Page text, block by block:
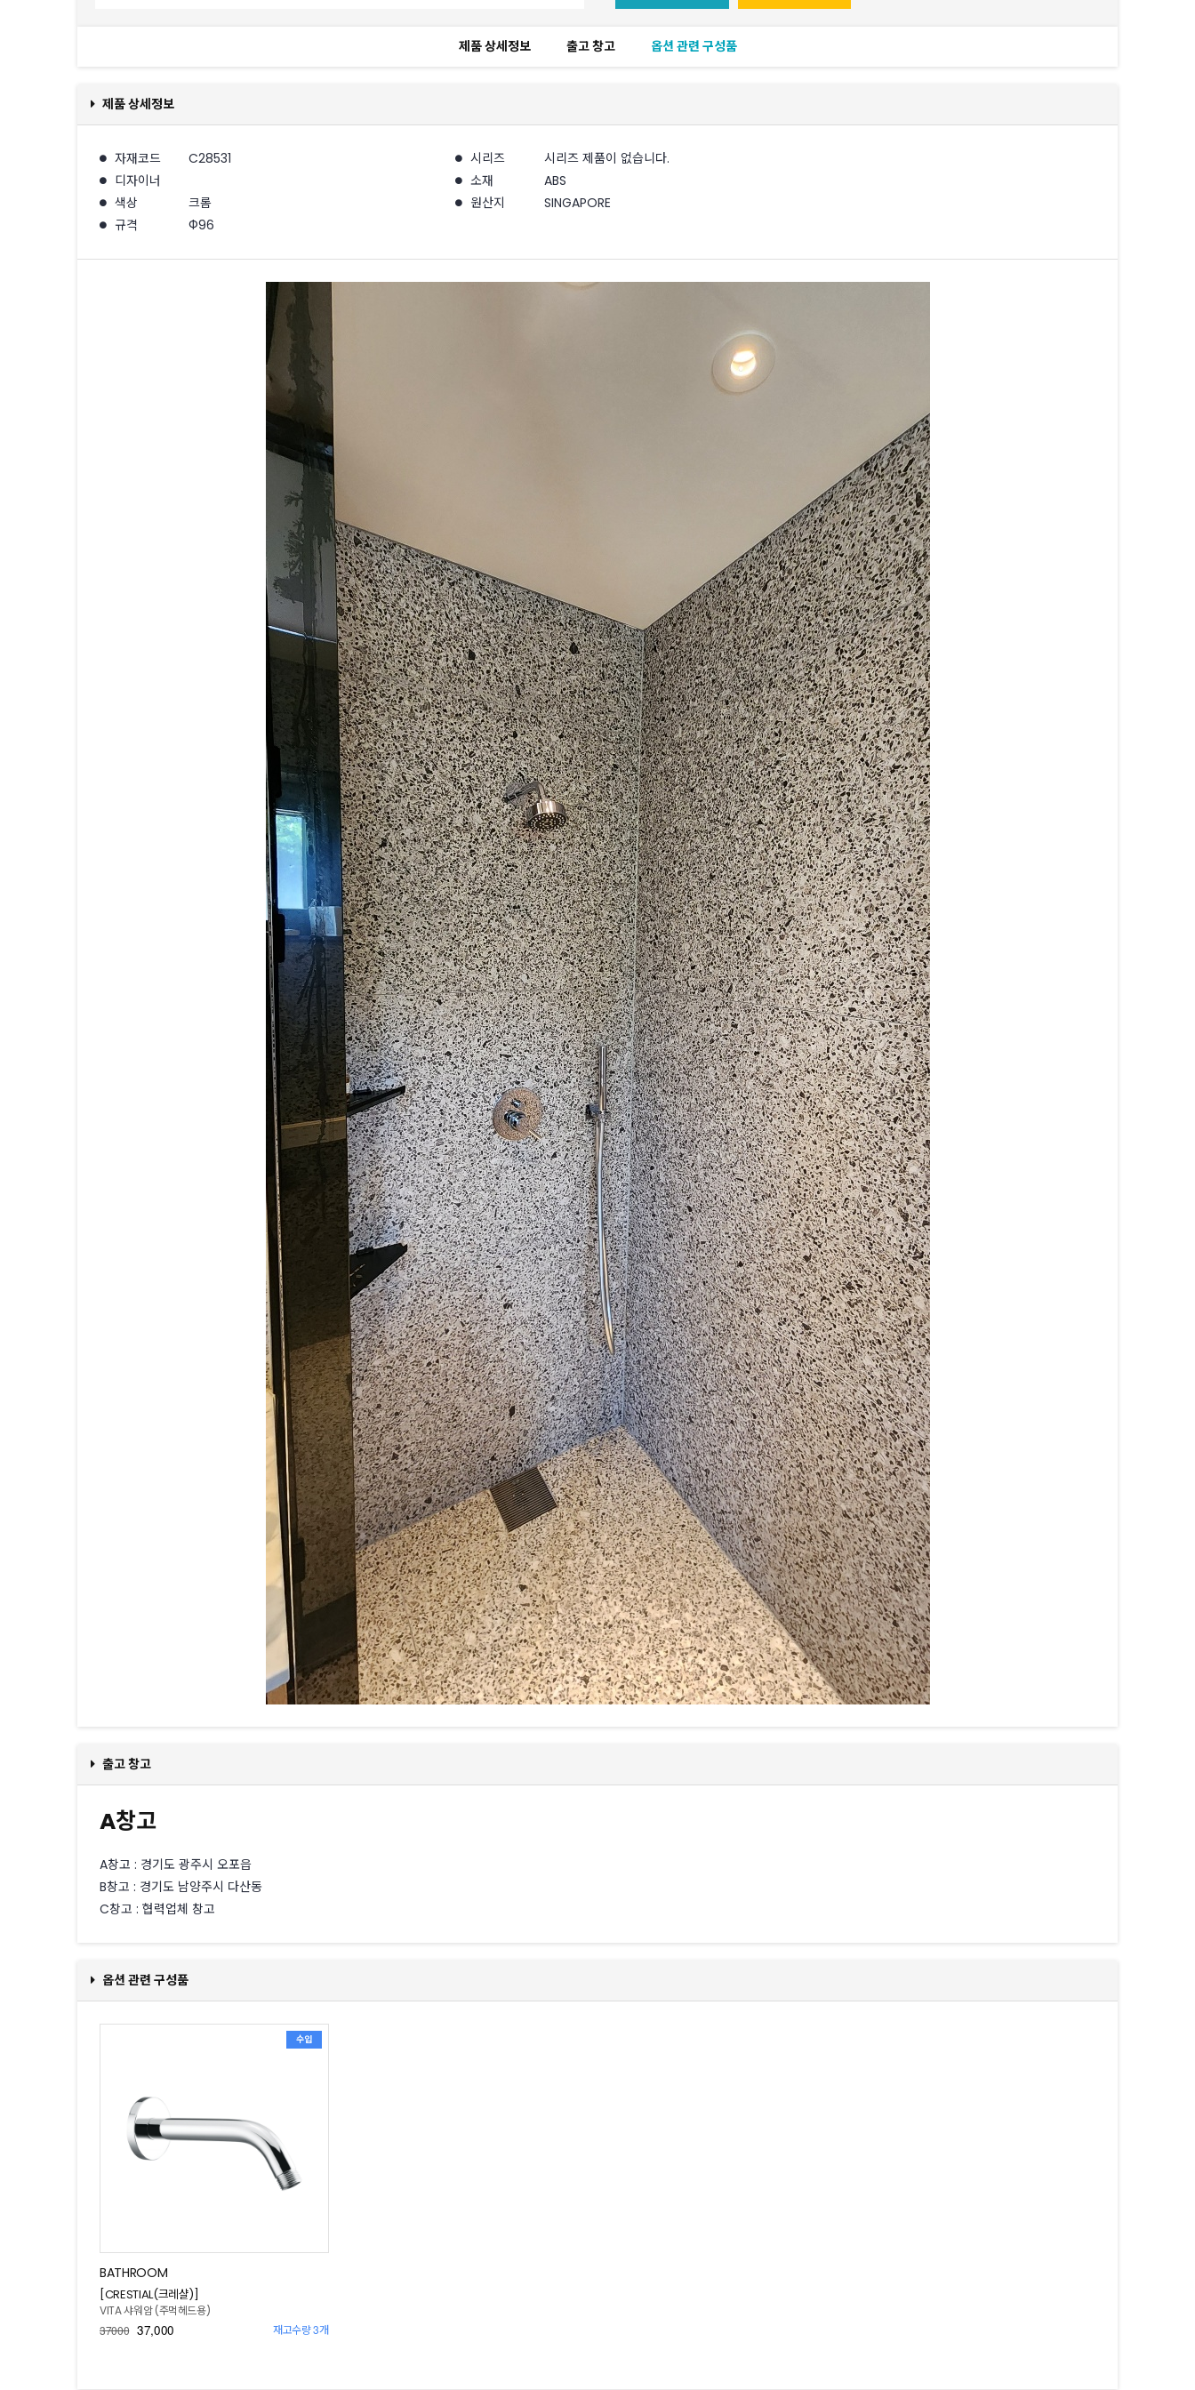
제품 상세정보 출고 창고 옵션 관련 구성품
제품 상세정보
자재코드 C28531 시리즈
시리즈 제품이 없습니다.
디자이너
소재
ABS
색상
크롬 원산지
SINGAPORE
규격
Φ96
출고 창고
A창고
A창고 : 경기도 광주시 오포읍
B창고 : 경기도 남양주시 다산동
C창고 : 협력업체 창고
옵션 관련 구성품
수입
BATHROOM
[CRESTIAL(크레샬)]
VITA 샤워암 (주먹헤드용)
37000 37,000 재고수량 3개